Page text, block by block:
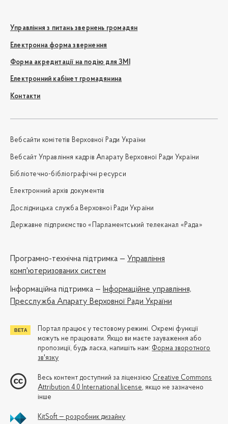
Управління з питань звернень громадян
Електронна форма звернення
Форма акредитації на подію для ЗМІ
Електронний кабінет громадянина
Контакти
Вебсайти комітетів Верховної Ради України
Вебсайт Управління кадрів Апарату Верховної Ради України
Бібліотечно-бібліографічні ресурси
Електронний архів документів
Дослідницька служба Верховної Ради України
Державне підприємство «Парламентський телеканал «Рада»
Програмно-технічна підтримка — Управління
комп'ютеризованих систем
Iнформаційна підтримка — Інформаційне управління,
Пресслужба Апарату Верховної Ради України
Портал працює у тестовому режимі. Окремі функції
можуть не працювати. Якщо ви маєте зауваження або
пропозиції, будь ласка, напишіть нам: Форма зворотного
зв'язку
Весь контент доступний за ліцензією Creative Commons
Attribution 4.0 International license, якщо не зазначено
інше
KitSoft — розробник дизайну